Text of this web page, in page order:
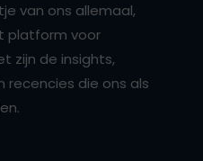
van ons allemaal,
platform voor
zijn de insights,
recencies die ons als